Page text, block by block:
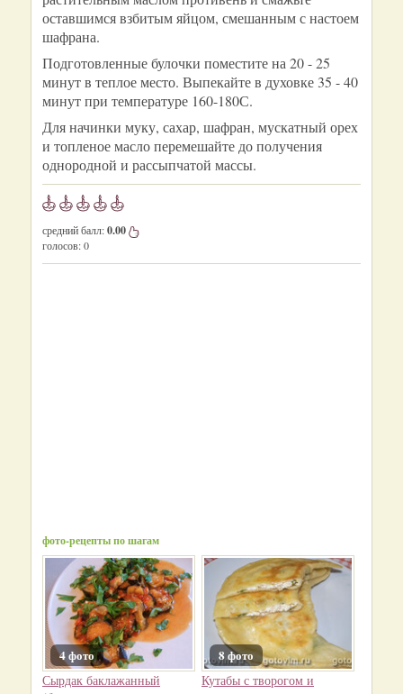
оставшимся взбитым яйцом, смешанным с настоем
шафрана.
Подготовленные булочки поместите на 20 - 25
минут в теплое место. Выпекайте в духовке 35 - 40
минут при температуре 160-180С.
Для начинки муку, сахар, шафран, мускатный орех
и топленое масло перемешайте до получения
однородной и рассыпчатой массы.
средний балл:0.00
голосов:0
фото-рецепты по шагам
4 фото
Сырдак баклажанный
8 фото
Кутабы с творогом и